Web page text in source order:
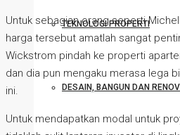
TEKNOLOGI PROPERTI
DESAIN, BANGUN DAN
Untuk sebagian orang seperti
harga tersebut amatlah sangat
Wickstrom pindah ke properti
dan dia pun mengaku merasa lega
ini.
Untuk mendapatkan modal untuk